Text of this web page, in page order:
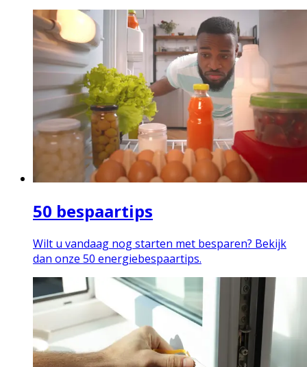
50 bespaartips
Wilt u vandaag nog starten met besparen? Bekijk
dan onze 50 energiebespaartips.